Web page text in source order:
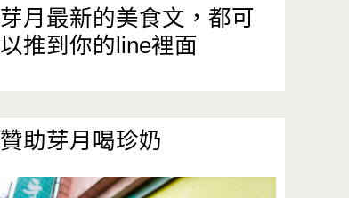
芽月最新的美食文，都可
以推到你的line裡面
贊助芽月喝珍奶